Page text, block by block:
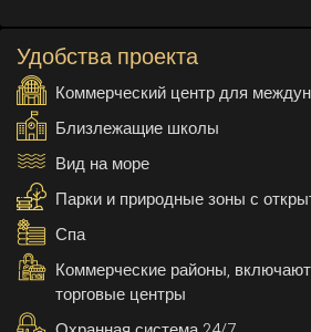
Удобства проекта
Коммерческий центр для
Близлежащие школы
Вид на море
Парки и природные зоны с
Спа
Коммерческие районы,
торговые центры